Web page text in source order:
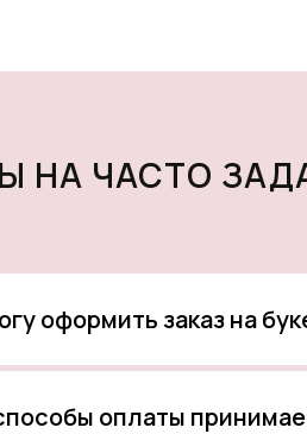
НА ЧАСТО
оформить заказ на
оплаты